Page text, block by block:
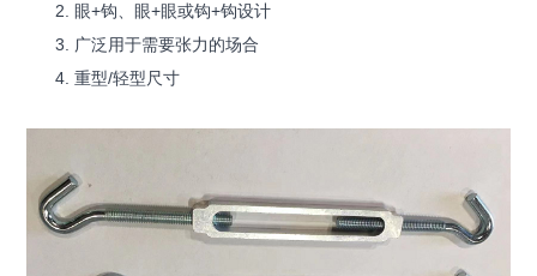
眼+钩、眼+眼或钩+钩设计
广泛用于需要张力的场合
重型/轻型尺寸